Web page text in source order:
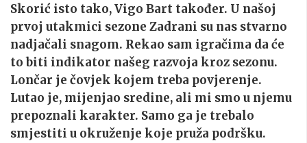
Skorić isto tako, Vigo Bart također. U našoj
prvoj utakmici sezone Zadrani su nas stvarno
nadjačali snagom. Rekao sam igračima da će
to biti indikator našeg razvoja kroz sezonu.
Lončar je čovjek kojem treba povjerenje.
Lutao je, mijenjao sredine, ali mi smo u njemu
prepoznali karakter. Samo ga je trebalo
smjestiti u okruženje koje pruža podršku.